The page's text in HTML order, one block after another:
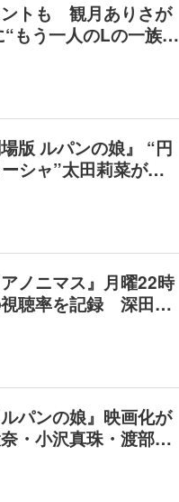
トも 観月ありさが
“もう一人のLの一族…
版 ルパンの娘』 “円
シャ”太田莉菜が…
ノニマス』月曜22時
視聴率を記録 深田…
パンの娘』映画化が
・⼩沢真珠・渡部…